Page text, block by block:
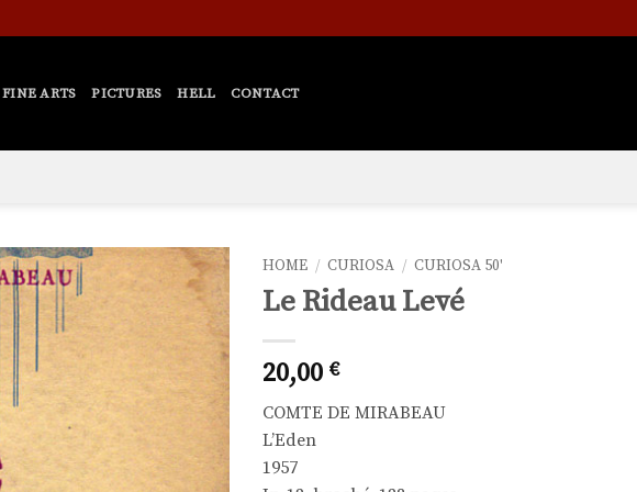
FINE ARTS PICTURES HELL CONTACT
Ajouter
de
souhaits
HOME / CURIOSA / CURIOSA 50'
Le Rideau Levé
20,00 €
COMTE DE MIRABEAU
L’Eden
1957